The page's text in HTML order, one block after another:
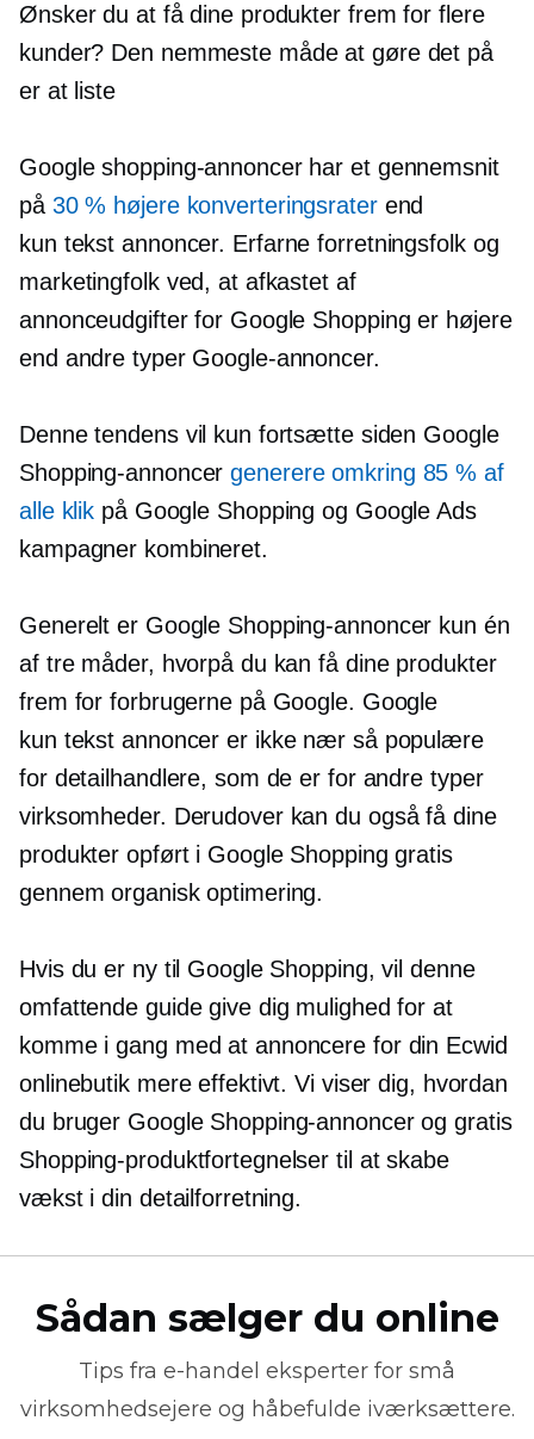
Ønsker du at få dine produkter frem for flere
kunder? Den nemmeste måde at gøre det på
er at liste
Google shopping-annoncer har et gennemsnit
på 30 % højere konverteringsraterend
kun tekst annoncer. Erfarne forretningsfolk og
marketingfolk ved, at afkastet af
annonceudgifter for Google Shopping er højere
end andre typer Google-annoncer.
Denne tendens vil kun fortsætte siden Google
Shopping-annoncergenerere omkring 85 % af
alle klik på Google Shopping og Google Ads
kampagner kombineret.
Generelt er Google Shopping-annoncer kun én
af tre måder, hvorpå du kan få dine produkter
frem for forbrugerne på Google. Google
kun tekst annoncer er ikke nær så populære
for detailhandlere, som de er for andre typer
virksomheder. Derudover kan du også få dine
produkter opført i Google Shopping gratis
gennem organisk optimering.
Hvis du er ny til Google Shopping, vil denne
omfattende guide give dig mulighed for at
komme i gang med at annoncere for din Ecwid
onlinebutik mere effektivt. Vi viser dig, hvordan
du bruger Google Shopping-annoncer og gratis
Shopping-produktfortegnelser til at skabe
vækst i din detailforretning.
Sådan sælger du online
Tips fra e-handel eksperter for små
virksomhedsejere og håbefulde iværksættere.